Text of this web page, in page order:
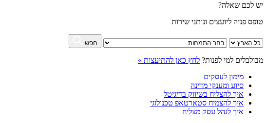
יש לכם שאלה?
טופס פניה ליועצים ונותני שירות
חפש
מבולבלים למי לפנות? לחץ כאן להתיעצות »
מימון לעסקים
סיוע ומענקי מדינה
איך להצליח בשיווק בדיגיטל
איך להצמיח סטארטאפ טכנולוגי
איך לנהל עסק מצליח